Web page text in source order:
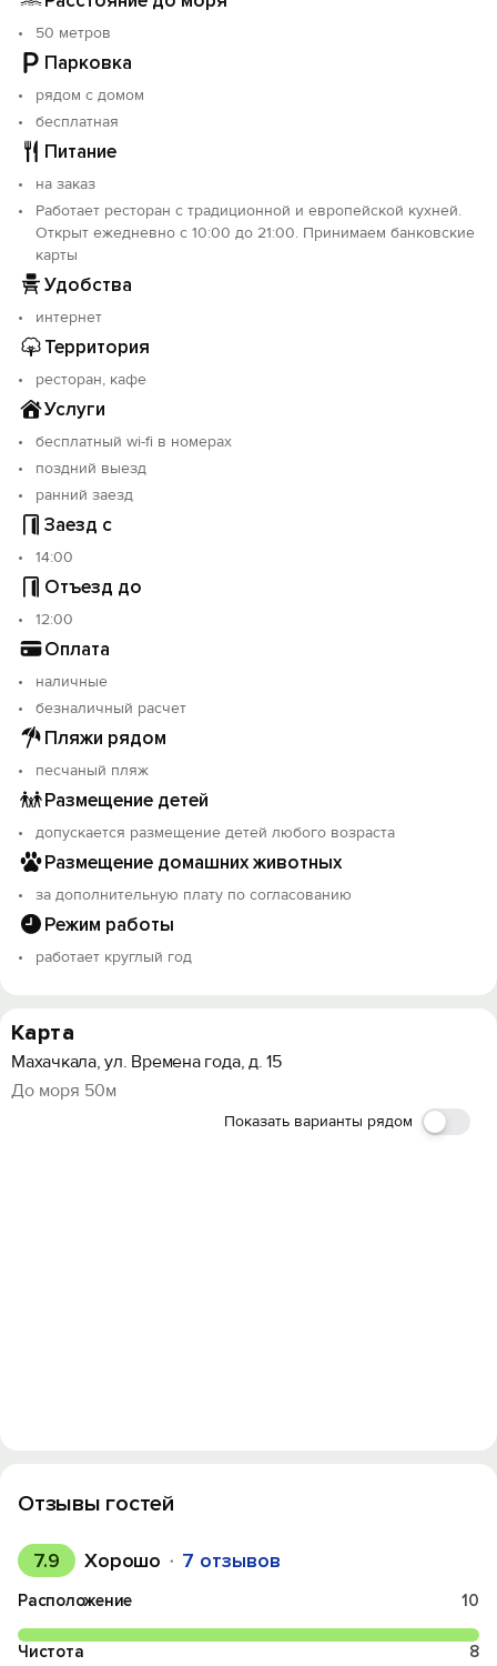
Мы предлагаем Вам разные апартаменты. Все наши
апартаменты оборудованы ванными комнатами и Wi-
Апартаменты в самом центре города с прекрасным
видом на море. У нас Вы сможете почувствовать себя
как дома!
50 метров
Парковка
рядом с домом
бесплатная
Питание
на заказ
Работает ресторан с традиционной и европейской кухней.
Открыт ежедневно с 10:00 до 21:00. Принимаем банковские
карты
Удобства
интернет
Территория
ресторан, кафе
Услуги
бесплатный wi-fi в номерах
поздний выезд
ранний заезд
Заезд с
14:00
Отъезд до
12:00
Оплата
наличные
безналичный расчет
Пляжи рядом
песчаный пляж
Размещение детей
допускается размещение детей любого возраста
Размещение домашних животных
за дополнительную плату по согласованию
Режим работы
работает круглый год
Карта
Махачкала, ул. Времена года, д. 15
До моря 50м
Показать варианты рядом
Отзывы гостей
7.9 Хорошо 7 отзывов
Расположение 10
Чистота 8